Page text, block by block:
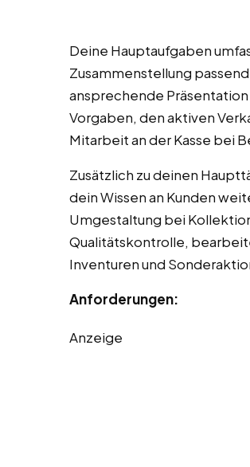
Deine Hauptaufgaben
Zusammenstellung
ansprechende
Vorgaben, den aktiven
Mitarbeit an der Kasse bei
Zusätzlich zu deinen
dein Wissen an Kunden
Umgestaltung bei
Qualitätskontrolle,
Inventuren und
Anforderungen:
Anzeige